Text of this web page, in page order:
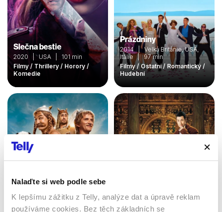
Nalaďte si web podle sebe
K lepšímu zážitku z Telly, analýze dat a úpravě reklam
používáme cookies. Bez těch základních se
Slečna bestie
2020 | USA | 101 min
Filmy / Thrillery / Horory /
Komedie
Prázdniny
2014 | Velká Británie, USA,
Itálie | 97 min
Filmy / Ostatní / Romantický /
Hudební
Asterix a Obelix: Ríša
stredu
2023 | Francie, Belgie | 112